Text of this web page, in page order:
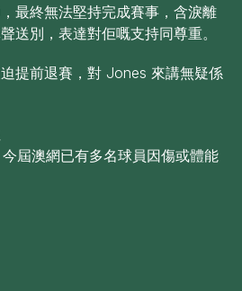
最終無法堅持完成賽事，含淚離
送別，表達對佢嘅支持同尊重。
提前退賽，對 Jones 來講無疑係
屆澳網已有多名球員因傷或體能